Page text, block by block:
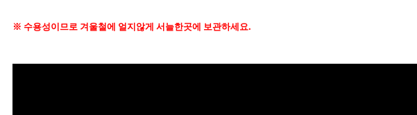
※ 수용성이므로 겨울철에 얼지않게 서늘한곳에 보관하세요.